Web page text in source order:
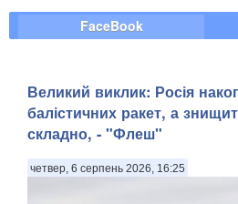
FaceBook
Великий виклик: Росія
балістичних ракет, а
складно, - "Флеш"
четвер, 6 серпень 2026, 16:25